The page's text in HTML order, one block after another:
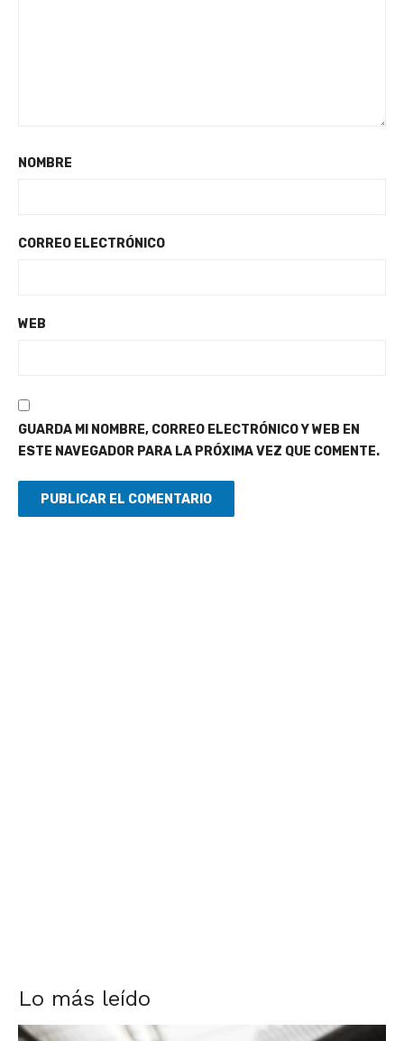
NOMBRE
CORREO ELECTRÓNICO
WEB
GUARDA MI NOMBRE, CORREO ELECTRÓNICO Y WEB EN
ESTE NAVEGADOR PARA LA PRÓXIMA VEZ QUE COMENTE.
Lo más leído